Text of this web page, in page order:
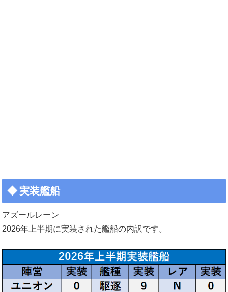
実装艦船
アズールレーン
2026年上半期に実装された艦船の内訳です。